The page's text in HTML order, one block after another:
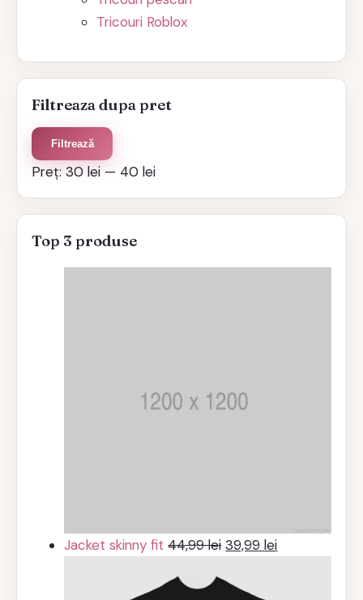
Tricouri Roblox
Filtreaza dupa pret
Preț
minim
Preț
maxim
Filtrează
Preț:30 lei — 40 lei
Top 3 produse
Jacket skinny fit 44,99lei Prețul
a
39,99leiPrețul